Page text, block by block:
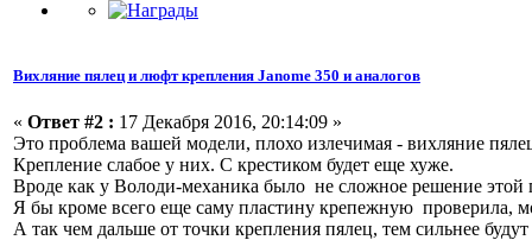
Вихляние пялец и люфт крепления Janome 350 и аналогов
« Ответ #2 : 17 Декабря 2016, 20:14:09 »
Это проблема вашей модели, плохо излечимая - вихляние
Крепление слабое у них. С крестиком будет еще хуже.
Вроде как у Володи-механика было не сложное решение этой
Я бы кроме всего еще саму пластину крепежную проверила,
А так чем дальше от точки крепления пялец, тем сильнее